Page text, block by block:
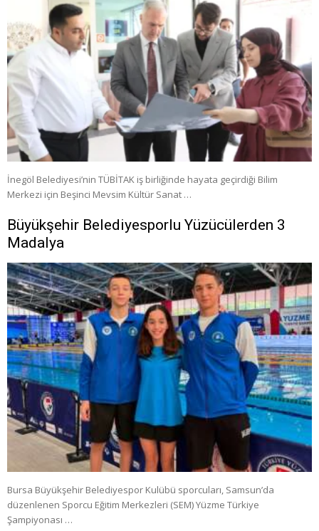
İnegöl Belediyesi’nin TÜBİTAK iş birliğinde hayata geçirdiği Bilim
Merkezi için Beşinci Mevsim Kültür Sanat …
Büyükşehir Belediyesporlu Yüzücülerden 3
Madalya
Bursa Büyükşehir Belediyespor Kulübü sporcuları, Samsun’da
düzenlenen Sporcu Eğitim Merkezleri (SEM) Yüzme Türkiye
Şampiyonası …